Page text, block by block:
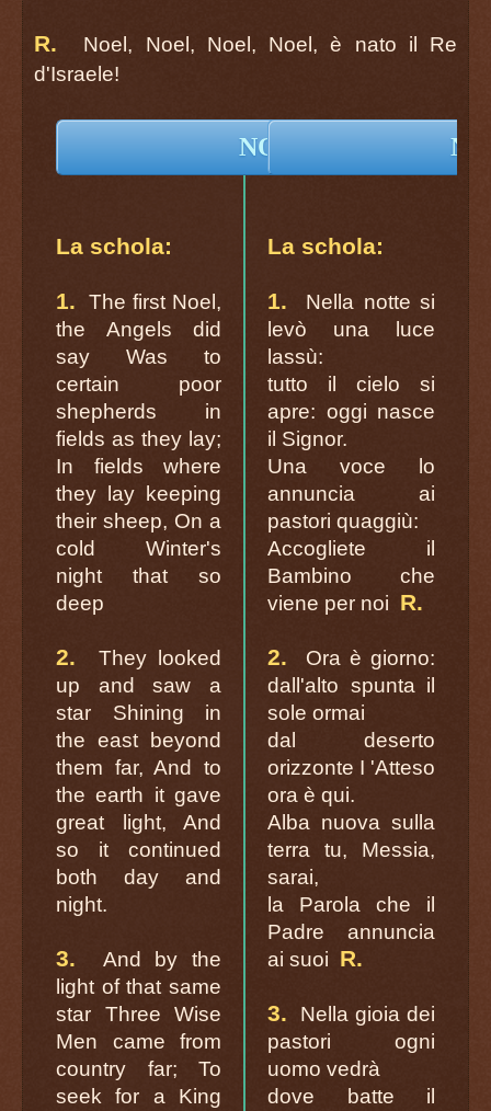
R.
Noel, Noel, Noel, Noel, è nato il Re
d'Israele!
NOEL
La schola:
1.
The first Noel,
the Angels did
say Was to
certain poor
shepherds in
fields as they lay;
In fields where
they lay keeping
their sheep, On a
cold Winter's
night that so
deep
2.
They looked
up and saw a
star Shining in
the east beyond
them far, And to
the earth it gave
great light, And
so it continued
both day and
night.
3.
And by the
light of that same
star Three Wise
Men came from
country far; To
seek for a King
La schola:
1.
Nella notte si
levò una luce
lassù:
tutto il cielo si
apre: oggi nasce
il Signor.
Una voce lo
annuncia ai
pastori quaggiù:
Accogliete il
Bambino che
viene per noi R.
2.
Ora è giorno:
dall'alto spunta il
sole ormai
dal deserto
orizzonte I 'Atteso
ora è qui.
Alba nuova sulla
terra tu, Messia,
sarai,
la Parola che il
Padre annuncia
ai suoi R.
3.
Nella gioia dei
pastori ogni
uomo vedrà
dove batte il